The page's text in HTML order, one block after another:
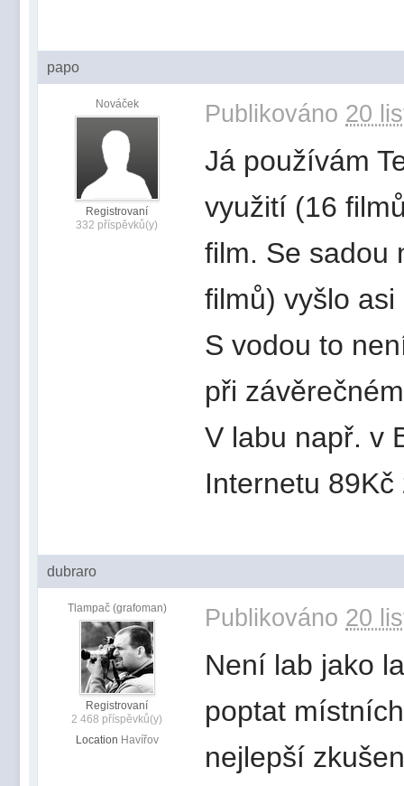
papo
Nováček
Registrovaní
332 příspěvků(y)
Publikováno 20
Já používám
využití (16
film. Se sadou
filmů) vyšlo
S vodou to
při
V labu např. v
Internetu 89Kč
dubraro
Tlampač (grafoman)
Registrovaní
2 468 příspěvků(y)
Location Havířov
Publikováno 20
Není lab jako
poptat
nejlepší